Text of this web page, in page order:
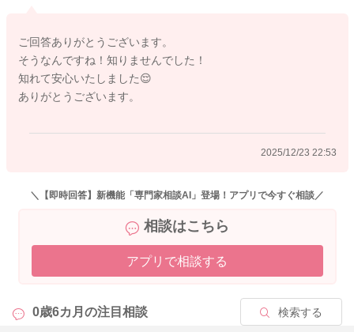
ご回答ありがとうございます。
そうなんですね！知りませんでした！
知れて安心いたしました😌
ありがとうございます。
2025/12/23 22:53
＼【即時回答】新機能「専門家相談AI」登場！アプリで今すぐ相談／
相談はこちら
アプリで相談する
0歳6カ月の注目相談 検索する